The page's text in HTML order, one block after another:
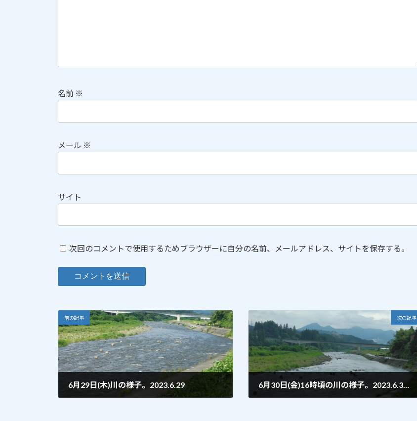
名前 ※
メール ※
サイト
次回のコメントで使用するためブラウザーに自分の名前、メールアドレス、サイトを保存する。
前の記事
6月29日(木)川の様子。2023.6.29
次の記事
6月30日(金)16時頃の川の様子。2023.6.30②